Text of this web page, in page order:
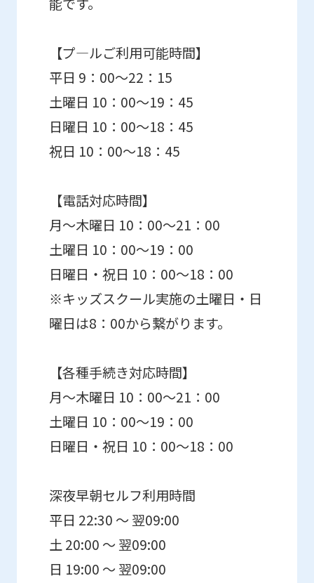
【プ―ルご利用可能時間】
平日 9：00～22：15
土曜日 10：00～19：45
日曜日 10：00～18：45
祝日 10：00～18：45
【電話対応時間】
月～木曜日 10：00～21：00
土曜日 10：00～19：00
日曜日・祝日 10：00～18：00
※キッズスクール実施の土曜日・日
曜日は8：00から繋がります。
【各種手続き対応時間】
月～木曜日 10：00～21：00
土曜日 10：00～19：00
日曜日・祝日 10：00～18：00
深夜早朝セルフ利用時間
平日 22:30 ～ 翌09:00
土 20:00 ～ 翌09:00
日 19:00 ～ 翌09:00